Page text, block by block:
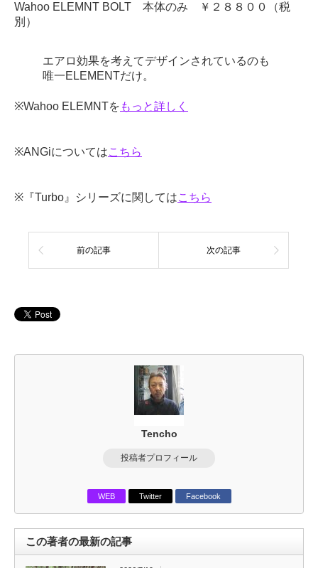
Wahoo ELEMNT BOLT 本体のみ ￥２８８００（税
別）
エアロ効果を考えてデザインされているのも
唯一ELEMENTだけ。
※Wahoo ELEMNTを もっと詳しく
※ANGiについてはこちら
※『Turbo』シリーズに関してはこちら
前の記事 次の記事
Tencho
投稿者プロフィール
WEB Twitter Facebook
この著者の最新の記事